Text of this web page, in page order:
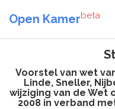
Open Kamerbeta
Voorstel van wet
Linde, Sneller,
wijziging van de
2008 in verband